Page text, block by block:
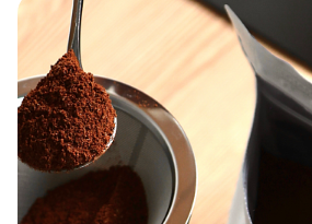
зарегистрируйтесь